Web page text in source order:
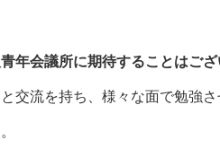
年会議所に期待することはござ
交流を持ち、様々な面で勉強さ